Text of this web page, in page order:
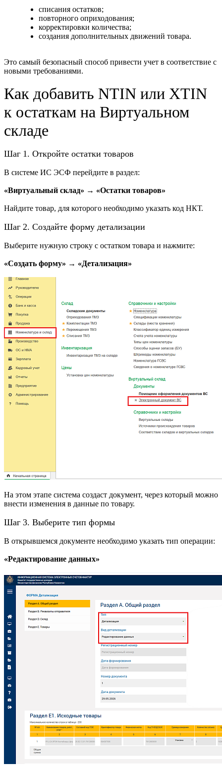
списания остатков;
повторного оприходования;
корректировки количества;
создания дополнительных движений товара.
Это самый безопасный способ привести учет в соответствие с
новыми требованиями.
Как добавить NTIN или XTIN
к остаткам на Виртуальном
складе
Шаг 1. Откройте остатки товаров
В системе ИС ЭСФ перейдите в раздел:
«Виртуальный склад» → «Остатки товаров»
Найдите товар, для которого необходимо указать код НКТ.
Шаг 2. Создайте форму детализации
Выберите нужную строку с остатком товара и нажмите:
«Создать форму» → «Детализация»
На этом этапе система создаст документ, через который можно
внести изменения в данные по товару.
Шаг 3. Выберите тип формы
В открывшемся документе необходимо указать тип операции:
«Редактирование данных»